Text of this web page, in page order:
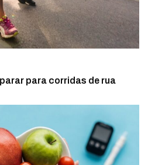
para corridas de rua